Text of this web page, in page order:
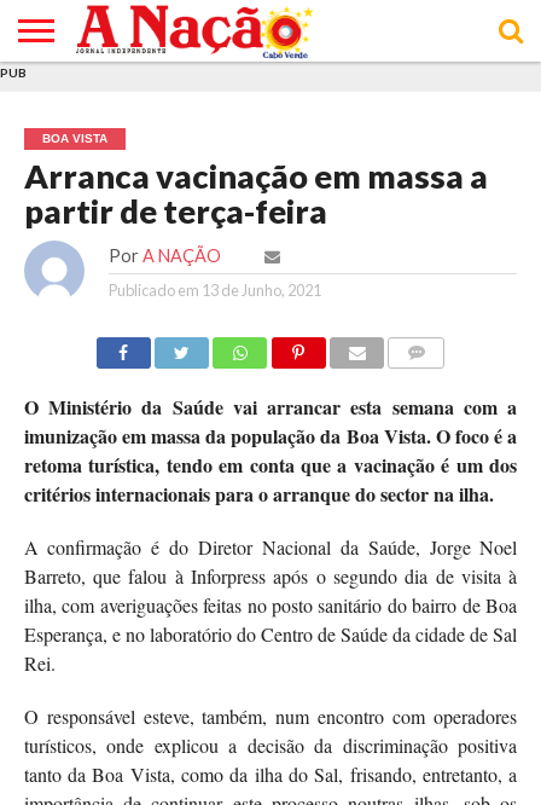
E DE
COOKIES
DE
UTILIZAÇÃO
PUB
BOA VISTA
Arranca vacinação em massa a
partir de terça-feira
Por A NAÇÃO
Publicado em 13 de Junho, 2021
O Ministério da Saúde vai arrancar esta semana com a
imunização em massa da população da Boa Vista. O foco é a
retoma turística, tendo em conta que a vacinação é um dos
critérios internacionais para o arranque do sector na ilha.
A confirmação é do Diretor Nacional da Saúde, Jorge Noel
Barreto, que falou à Inforpress após o segundo dia de visita à
ilha, com averiguações feitas no posto sanitário do bairro de Boa
Esperança, e no laboratório do Centro de Saúde da cidade de Sal
Rei.
O responsável esteve, também, num encontro com operadores
turísticos, onde explicou a decisão da discriminação positiva
tanto da Boa Vista, como da ilha do Sal, frisando, entretanto, a